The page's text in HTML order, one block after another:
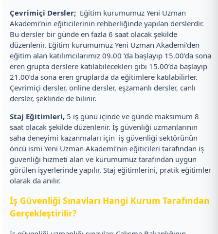
Çevrimiçi Dersler; Eğitim kurumumuz Yeni Uzman
Akademi’nin eğiticilerinin rehberliğinde yapılan derslerdir.
Bu dersler bir günde en fazla 6 saat olacak şekilde
düzenlenir. Eğitim kurumumuz Yeni Uzman Akademi’den
eğitim alan katılımcılarımız 09.00 ‘da başlayıp 15.00’da sona
eren grupta derslere katılabilecekleri gibi 15.00’da başlayıp
21.00’da sona eren gruplarda da eğitimlere katılabilirler.
Çevrimiçi dersler, online dersler, eşzamanlı dersler, canlı
dersler, şeklinde de bilinir.
Staj Eğitimleri, 5 iş günü içinde ve günde maksimum 8
saat olacak şekilde düzenlenir. İş güvenliği uzmanlarının
saha deneyimi kazanmaları için iş güvenliği sektörünün
öncü ismi Yeni Uzman Akademi’nin eğiticileri tarafından iş
güvenliği hizmeti alan ve kurumumuz tarafından uygun
görülen işyerlerinde yapılır. Staj eğitimlerini, pratik eğitimler
olarak da anılır.
İş Güvenliği Sınavları Hangi Kurum Tarafından
Gerçekleştirilir?